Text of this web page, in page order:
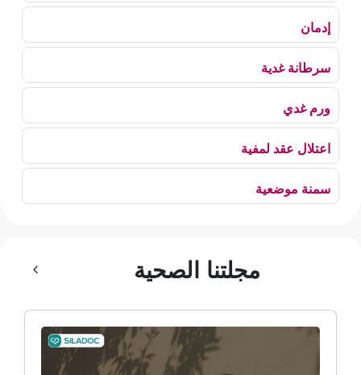
إدمان
سرطانة غدية
ورم غدي
اعتلال عقد لمفية
سمنة موضعية
ألم وعائي وجهي
مجلتنا الصحية